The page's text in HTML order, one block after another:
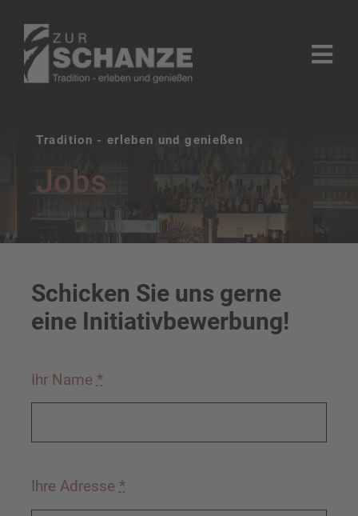
Inhalt
springen
FAQ’s
Tradition - erleben und genießen
Jobs
Schicken Sie uns gerne
eine Initiativbewerbung!
Ihr Name *
Ihre Adresse *